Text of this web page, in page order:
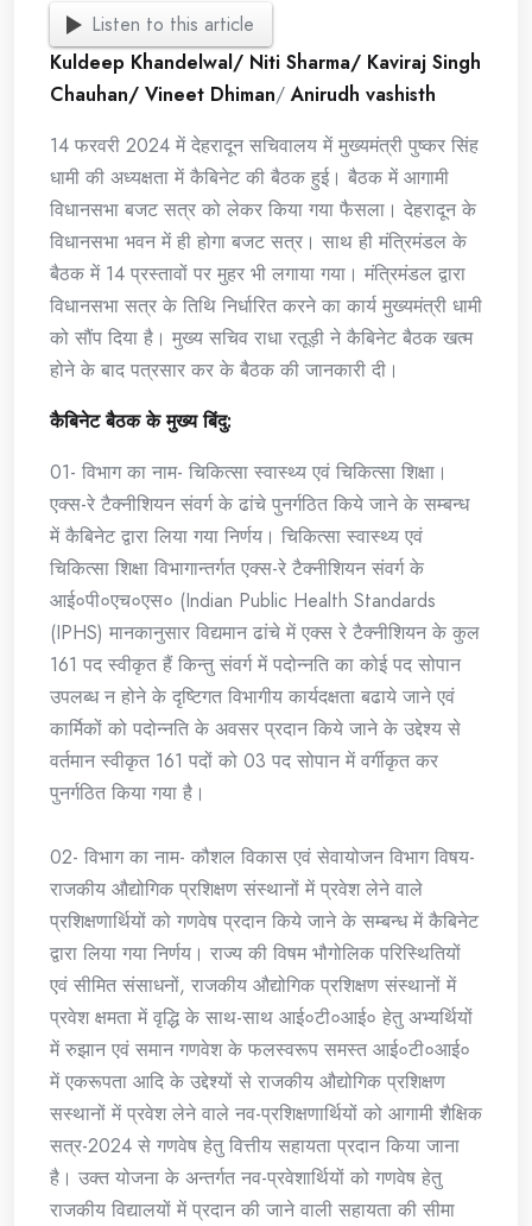
Listen to this article
Kuldeep Khandelwal/ Niti Sharma/ Kaviraj Singh
Chauhan/ Vineet Dhiman/Anirudh vashisth
14 फरवरी 2024 में देहरादून सचिवालय में मुख्यमंत्री पुष्कर सिंह
धामी की अध्यक्षता में कैबिनेट की बैठक हुई। बैठक में आगामी
विधानसभा बजट सत्र को लेकर किया गया फैसला। देहरादून के
विधानसभा भवन में ही होगा बजट सत्र। साथ ही मंत्रिमंडल के
बैठक में 14 प्रस्तावों पर मुहर भी लगाया गया। मंत्रिमंडल द्वारा
विधानसभा सत्र के तिथि निर्धारित करने का कार्य मुख्यमंत्री धामी
को सौंप दिया है। मुख्य सचिव राधा रतूड़ी ने कैबिनेट बैठक खत्म
होने के बाद पत्रसार कर के बैठक की जानकारी दी।
कैबिनेट बैठक के मुख्य बिंदु:
01- विभाग का नाम- चिकित्सा स्वास्थ्य एवं चिकित्सा शिक्षा।
एक्स-रे टैक्नीशियन संवर्ग के ढांचे पुनर्गठित किये जाने के सम्बन्ध
में कैबिनेट द्वारा लिया गया निर्णय। चिकित्सा स्वास्थ्य एवं
चिकित्सा शिक्षा विभागान्तर्गत एक्स-रे टैक्नीशियन संवर्ग के
आई०पी०एच०एस० (Indian Public Health Standards
(IPHS) मानकानुसार विद्यमान ढांचे में एक्स रे टैक्नीशियन के कुल
161 पद स्वीकृत हैं किन्तु संवर्ग में पदोन्नति का कोई पद सोपान
उपलब्ध न होने के दृष्टिगत विभागीय कार्यदक्षता बढाये जाने एवं
कार्मिकों को पदोन्नति के अवसर प्रदान किये जाने के उद्देश्य से
वर्तमान स्वीकृत 161 पदों को 03 पद सोपान में वर्गीकृत कर
पुनर्गठित किया गया है।
02- विभाग का नाम- कौशल विकास एवं सेवायोजन विभाग विषय-
राजकीय औद्योगिक प्रशिक्षण संस्थानों में प्रवेश लेने वाले
प्रशिक्षणार्थियों को गणवेष प्रदान किये जाने के सम्बन्ध में कैबिनेट
द्वारा लिया गया निर्णय। राज्य की विषम भौगोलिक परिस्थितियों
एवं सीमित संसाधनों, राजकीय औद्योगिक प्रशिक्षण संस्थानों में
प्रवेश क्षमता में वृद्धि के साथ-साथ आई०टी०आई० हेतु अभ्यर्थियों
में रुझान एवं समान गणवेश के फलस्वरूप समस्त आई०टी०आई०
में एकरूपता आदि के उद्देश्यों से राजकीय औद्योगिक प्रशिक्षण
सस्थानों में प्रवेश लेने वाले नव-प्रशिक्षणार्थियों को आगामी शैक्षिक
सत्र-2024 से गणवेष हेतु वित्तीय सहायता प्रदान किया जाना
है। उक्त योजना के अन्तर्गत नव-प्रवेशार्थियों को गणवेष हेतु
राजकीय विद्यालयों में प्रदान की जाने वाली सहायता की सीमा